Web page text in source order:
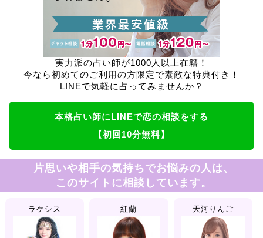
実力派の占い師が1000人以上在籍！
今なら初めてのご利用の方限定で素敵な特典付き！
LINEで気軽に占ってみませんか？
本格占い師にLINEで恋の相談をする
【初回10分無料】
片思いや相手の気持ちでお悩みの人は、
このサイトに相談しています。
ラケシス 紅蘭 天河りんご